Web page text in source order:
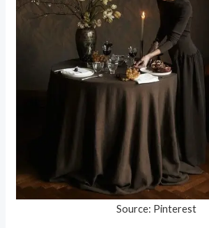
Source: Pinterest